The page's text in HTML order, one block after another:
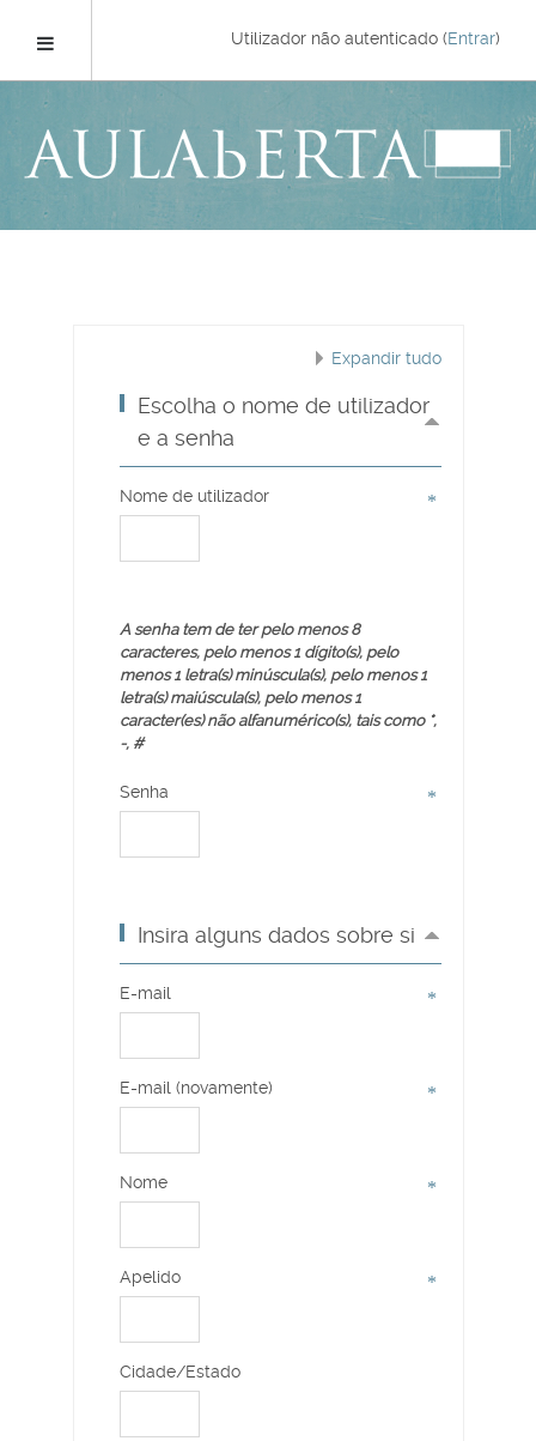
conteúdo
principal
Utilizador não autenticado (Entrar)
Expandir tudo
Escolha o nome de utilizador
e a senha
Nome de utilizador
A senha tem de ter pelo menos 8
caracteres, pelo menos 1 dígito(s), pelo
menos 1 letra(s) minúscula(s), pelo menos 1
letra(s) maiúscula(s), pelo menos 1
caracter(es) não alfanumérico(s), tais como *,
-, #
Senha
Insira alguns dados sobre si
E-mail
E-mail (novamente)
Nome
Apelido
Cidade/Estado